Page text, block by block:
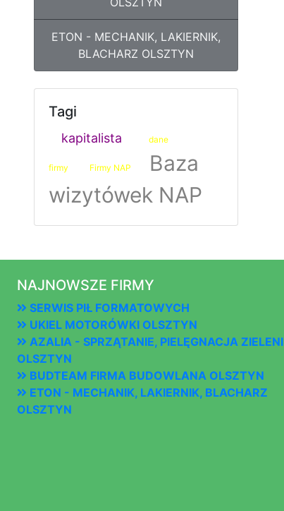
ETON - MECHANIK, LAKIERNIK,
BLACHARZ OLSZTYN
Tagi
kapitalista dane
firmy Firmy NAP
Baza
wizytówek NAP
NAJNOWSZE FIRMY
SERWIS PIŁ FORMATOWYCH
UKIEL MOTORÓWKI OLSZTYN
AZALIA - SPRZĄTANIE, PIELĘGNACJA ZIELENI
OLSZTYN
BUDTEAM FIRMA BUDOWLANA OLSZTYN
ETON - MECHANIK, LAKIERNIK, BLACHARZ
OLSZTYN